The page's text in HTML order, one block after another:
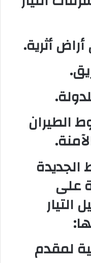
أثرية.
الطيران
الجديدة
على
التيار
لمقدم